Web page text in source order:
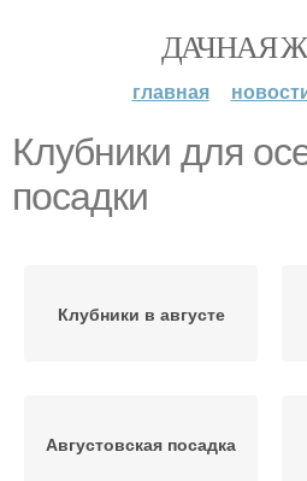
ДАЧНАЯ
главная
Клубники для
посадки
Клубники в августе
Августовская посадка